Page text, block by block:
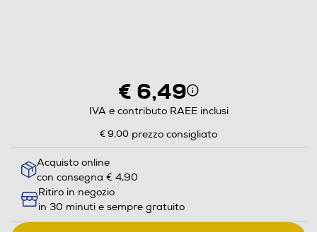
€ 6,49
IVA e contributo RAEE inclusi
€ 9,00 prezzo consigliato
Acquisto online
con consegna € 4,90
Ritiro in negozio
in 30 minuti e sempre gratuito